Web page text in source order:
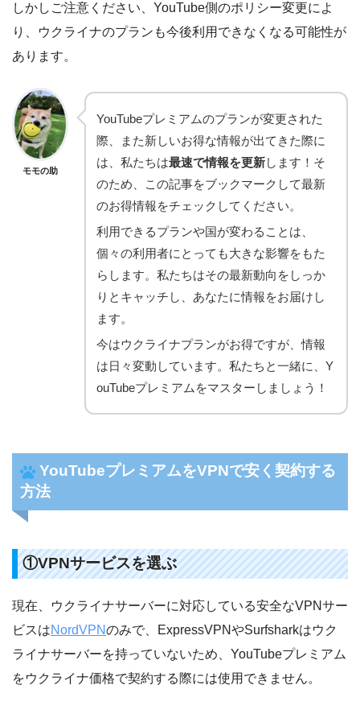
しかしご注意ください、YouTube側のポリシー変更によ
り、ウクライナのプランも今後利用できなくなる可能性が
あります。
モモの助
YouTubeプレミアムのプランが変更された
際、また新しいお得な情報が出てきた際に
は、私たちは最速で情報を更新します！そ
のため、この記事をブックマークして最新
のお得情報をチェックしてください。
利用できるプランや国が変わることは、
個々の利用者にとっても大きな影響をもた
らします。私たちはその最新動向をしっか
りとキャッチし、あなたに情報をお届けし
ます。
今はウクライナプランがお得ですが、情報
は日々変動しています。私たちと一緒に、Y
ouTubeプレミアムをマスターしましょう！
YouTubeプレミアムをVPNで安く契約する
方法
①VPNサービスを選ぶ
現在、ウクライナサーバーに対応している安全なVPNサー
ビスはNordVPNのみで、ExpressVPNやSurfsharkはウク
ライナサーバーを持っていないため、YouTubeプレミアム
をウクライナ価格で契約する際には使用できません。